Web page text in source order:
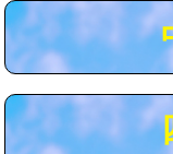
モルタル補修（厚
モルタル補修（厚
追加人工
廃棄・処分